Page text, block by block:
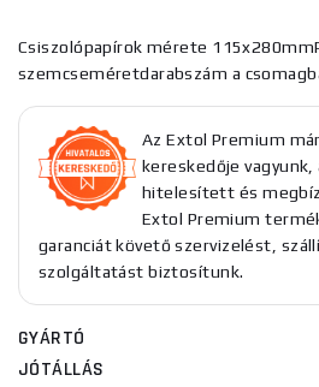
Csiszolópapírok mérete
szemcseméretdarabszám a
Az Extol Premium
kereskedője vagyunk,
hitelesített és
Extol Premium
garanciát követő szervizelést,
szolgáltatást biztosítunk.
GYÁRTÓ
JÓTÁLLÁS